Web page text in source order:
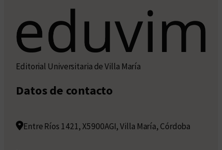
Editorial Universitaria de Villa María
Datos de contacto
Entre Ríos 1421, X5900AGI, Villa María, Córdoba